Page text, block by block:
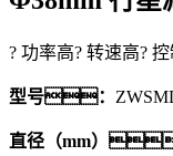
? 功率高? 转速高?
型号：
直径（mm）